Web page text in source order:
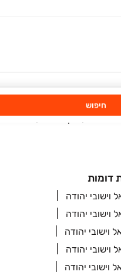
חיפוש
שומרון ובקעת הירדן
דומות
וישובי יהודה
וישובי יהודה
וישובי יהודה
וישובי יהודה
וישובי יהודה